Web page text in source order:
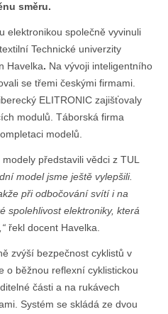
směru.
elektronikou společně vyvinuli
Technické univerzity
Havelka. Na vývoji inteligentního
se třemi českými firmami.
ELITRONIC zajišťovaly
modulů. Táborská firma
modelů.
představili vědci z TUL
model jsme ještě vylepšili.
při odbočování svítí i na
spolehlivost elektroniky, která
řekl docent Havelka.
zvýší bezpečnost cyklistů v
o běžnou reflexní cyklistickou
části a na rukávech
Systém se skládá ze dvou